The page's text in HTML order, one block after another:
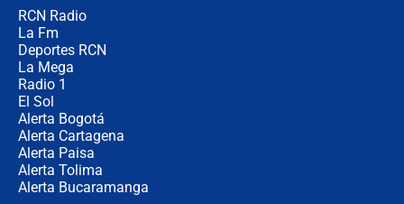
RCN Radio
La Fm
Deportes RCN
La Mega
Radio 1
El Sol
Alerta Bogotá
Alerta Cartagena
Alerta Paisa
Alerta Tolima
Alerta Bucaramanga